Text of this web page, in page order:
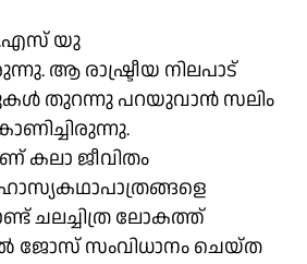
യു
ആ രാഷ്ട്രീയ നിലപാട്
തുറന്നു പറയുവാൻ സലിം
കലാ ജീവിതം
ചലച്ചിത്ര ലോകത്ത്
ജോസ് സംവിധാനം ചെയ്ത